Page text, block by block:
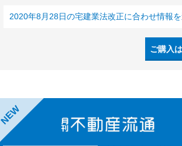
2020年8月28日の宅建業法改正に合わせ情報
ご購入
NEW